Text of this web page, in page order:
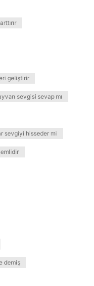
geliştirir
sevgisi sevap mı
sevgiyi hisseder mi
demiş